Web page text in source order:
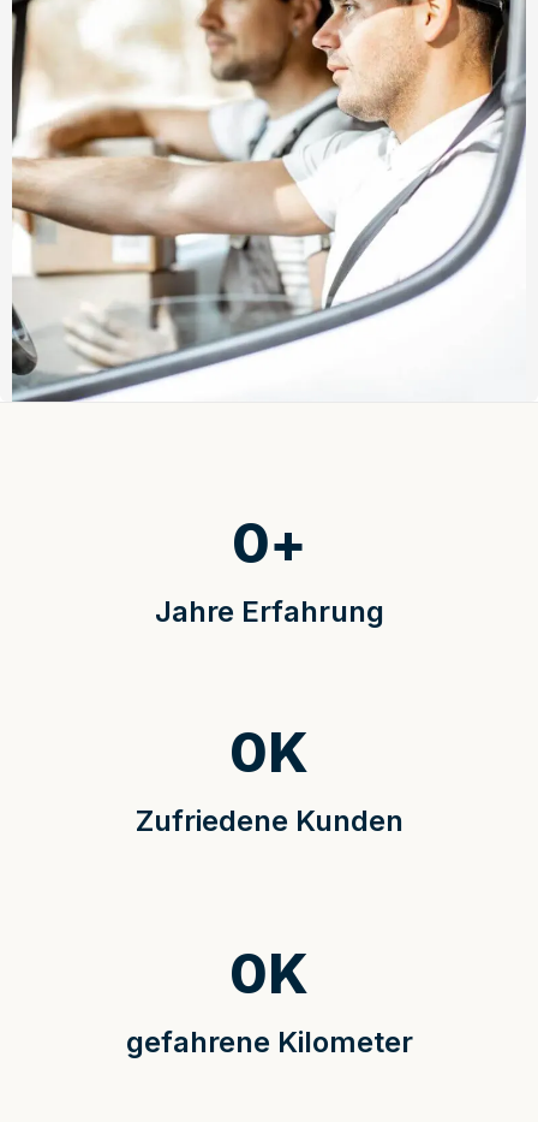
Jahre Erfahrung
0+
Zufriedene Kunden
0K
gefahrene Kilometer
0K